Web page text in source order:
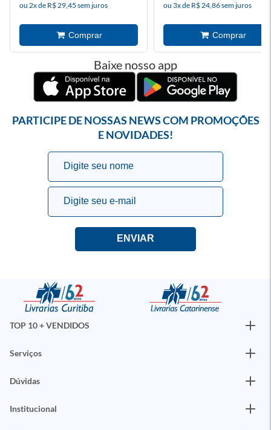
ou 2x de R$ 29,45 sem juros ou 3x de R$ 24,86 sem juros
Baixe nosso app
PARTICIPE DE NOSSAS NEWS COM PROMOÇÕES
E NOVIDADES!
TOP 10 + VENDIDOS
Serviços
Dúvidas
Institucional